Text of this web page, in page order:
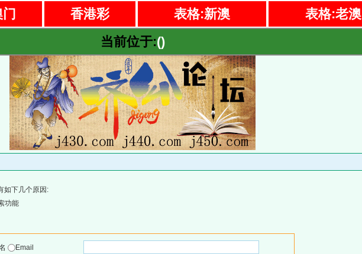
香港彩 表格:新澳 表格:老澳
当前位于:()
如下几个原因:
功能
Email